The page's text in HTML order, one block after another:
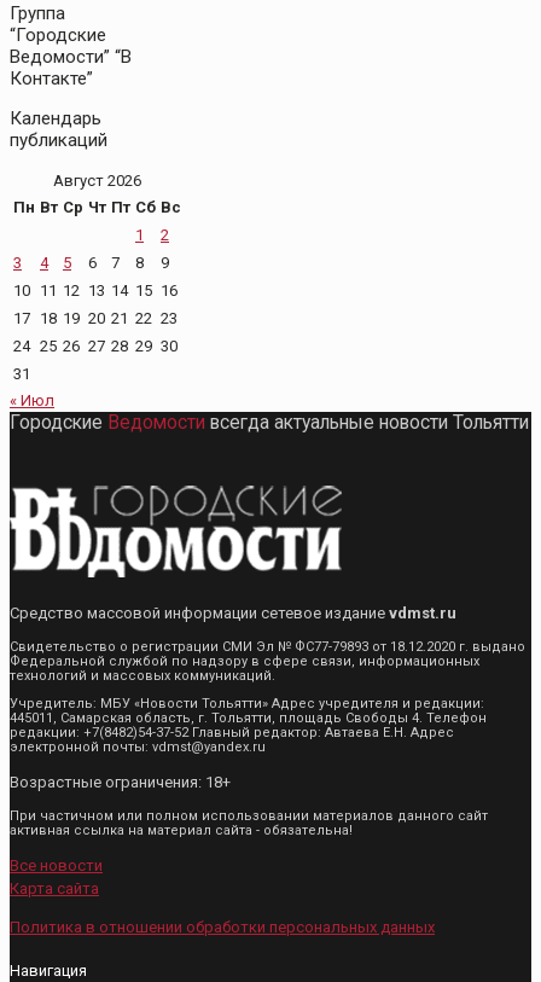
Группа
“Городские
Ведомости” “В
Контакте”
Календарь
публикаций
Август 2026
Пн Вт Ср Чт Пт Сб Вс
1
2
3
4 5 6 7 8
9
10 11 12 13 14 15 16
17 18 19 20 21 22 23
24 25 26 27 28 29 30
31
« Июл
Городские Ведомости всегда актуальные новости Тольятти
Средство массовой информации сетевое издание vdmst.ru
Свидетельство о регистрации СМИ Эл № ФС77-79893 от 18.12.2020 г. выдано
Федеральной службой по надзору в сфере связи, информационных
технологий и массовых коммуникаций.
Учредитель: МБУ «Новости Тольятти» Адрес учредителя и редакции:
445011, Самарская область, г. Тольятти, площадь Свободы 4. Телефон
редакции: +7(8482)54-37-52 Главный редактор: Автаева Е.Н. Адрес
электронной почты: vdmst@yandex.ru
Возрастные ограничения: 18+
При частичном или полном использовании материалов данного сайт
активная ссылка на материал сайта - обязательна!
Все новости
Карта сайта
Политика в отношении обработки персональных данных
Навигация